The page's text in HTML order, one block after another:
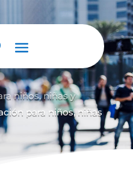
niños, niñas y
para niños, niñas